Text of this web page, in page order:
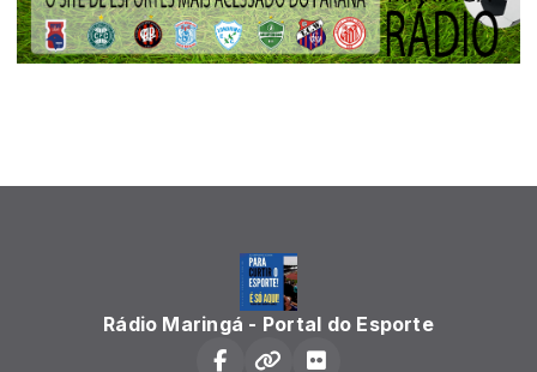
Rádio Maringá - Portal do Esporte